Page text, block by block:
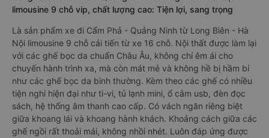
limousine 9 chỗ vip, chất lượng cao: Tiện lợi, sang trọng
Là sản phẩm xe đi Cẩm Phả - Quảng Ninh từ Long Biên - Hà
Nội limousine 9 chỗ cải tiến từ xe 16 chỗ. Nội thất được làm lại
với các ghế bọc da chuẩn Châu Âu, không chỉ êm ái cho
chuyến hành trình xa, mà còn mát mẻ và không hề bị hầm bí
như các ghế bọc da bình thường. Kèm theo các ghế có nhiều
tiện nghi hiện đại như ti-vi, tủ lạnh mini, ổ cắm usb, đèn đọc
sách, hệ thống âm thanh cao cấp. Có vách ngăn riêng biệt
giữa khoang lái và khoang hành khách. Khoảng cách giữa các
ghế ngồi rất thoải mái, không nhồi nhét. Luôn đáp ứng được